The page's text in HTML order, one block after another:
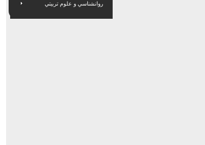
روانشناسي و علوم تربيتي